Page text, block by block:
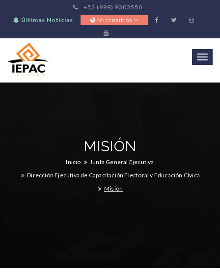
+52 (999) 9303550
Últimas Noticias
Micrositios
MISIÓN
Inicio
Junta General Ejecutiva
Dirección Ejecutiva de Capacitación Electoral y Educación Cívica
Misión